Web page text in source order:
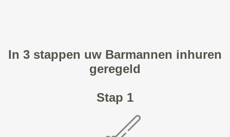
In 3 stappen uw Barmannen inhuren
geregeld
Stap 1